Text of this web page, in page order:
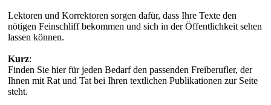
Lektoren und Korrektoren sorgen dafür, dass Ihre Texte den
nötigen Feinschliff bekommen und sich in der Öffentlichkeit sehen
lassen können.
Kurz:
Finden Sie hier für jeden Bedarf den passenden Freiberufler, der
Ihnen mit Rat und Tat bei Ihren textlichen Publikationen zur Seite
steht.